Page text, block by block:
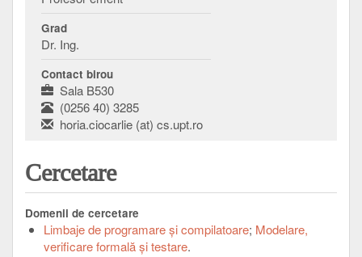
Grad
Dr. Ing.
Contact birou
Sala B530
(0256 40) 3285
horia.ciocarlie (at) cs.upt.ro
Cercetare
Domenii de cercetare
Limbaje de programare şi compilatoare Modelare,
verificare formală şi testare